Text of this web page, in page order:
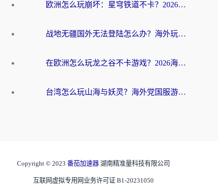
欧洲怎么玩崩坏：星穹铁道不卡？2026海外玩家国服游戏加速器终极攻略
战地无疆国外无法登陆怎么办？海外玩家国服畅玩终极指南（附欧服魔兽EVE加速方案）
在欧洲怎么玩龙之谷不卡游戏？2026海外党国服游戏加速全攻略
台湾怎么玩山海与妖灵？海外党国服游戏加速全攻略，告别延迟卡顿
Copyright © 2023 番茄加速器 湖南精准量科技有限公司
互联网虚拟专用网业务许可证 B1-20231050